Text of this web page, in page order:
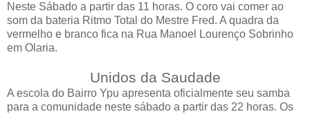
Neste Sábado a partir das 11 horas. O coro vai comer ao
som da bateria Ritmo Total do Mestre Fred. A quadra da
vermelho e branco fica na Rua Manoel Lourenço Sobrinho
em Olaria.
Unidos da Saudade
A escola do Bairro Ypu apresenta oficialmente seu samba
para a comunidade neste sábado a partir das 22 horas. Os